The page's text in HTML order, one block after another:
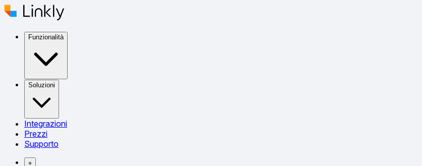
Funzionalità
Soluzioni
Integrazioni
Prezzi
Supporto